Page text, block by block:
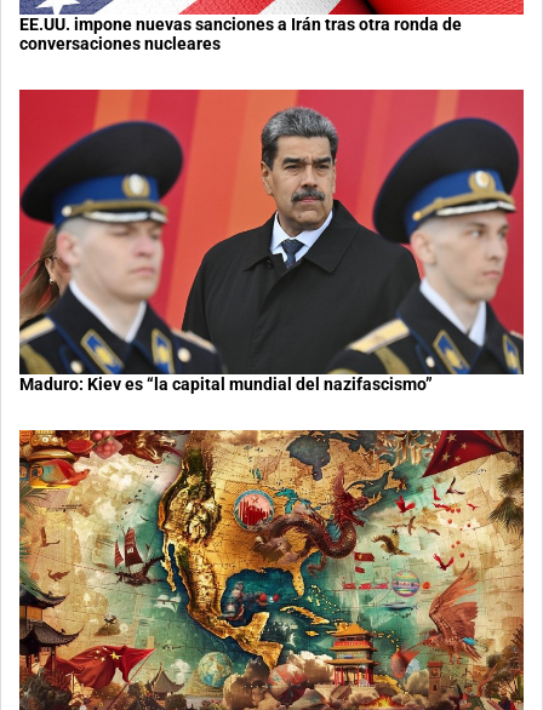
EE.UU. impone nuevas sanciones a Irán tras otra ronda de
conversaciones nucleares
Maduro: Kiev es “la capital mundial del nazifascismo”